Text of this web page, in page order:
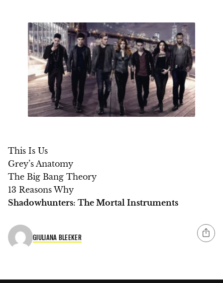
This Is Us
Grey’s Anatomy
The Big Bang Theory
13 Reasons Why
Shadowhunters: The Mortal Instruments
GIULIANA BLEEKER